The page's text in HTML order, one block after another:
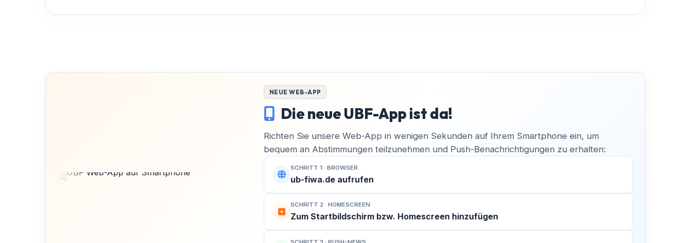
NEUE WEB-APP
Die neue UBF-App ist da!
Richten Sie unsere Web-App in wenigen Sekunden auf Ihrem Smartphone ein, um
bequem an Abstimmungen teilzunehmen und Push-Benachrichtigungen zu erhalten:
SCHRITT 1 · BROWSER
ub-fiwa.de aufrufen
SCHRITT 2 · HOMESCREEN
Zum Startbildschirm bzw. Homescreen hinzufügen